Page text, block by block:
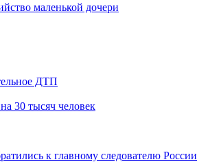
маленькой дочери
ДТП
30 тысяч человек
к главному следователю России